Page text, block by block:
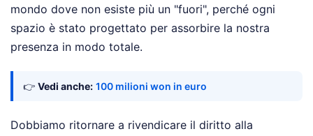
mondo dove non esiste più un "fuori", perché ogni
spazio è stato progettato per assorbire la nostra
presenza in modo totale.
👉 Vedi anche: 100 milioni won in euro
Dobbiamo ritornare a rivendicare il diritto alla